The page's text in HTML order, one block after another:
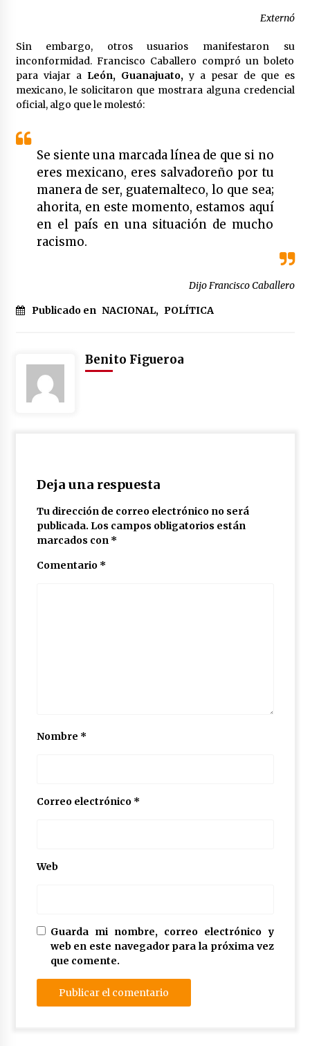
Externó
Sin embargo, otros usuarios manifestaron su
inconformidad. Francisco Caballero compró un boleto
para viajar a León, Guanajuato,y a pesar de que es
mexicano, le solicitaron que mostrara alguna credencial
oficial, algo que le molestó:
Se siente una marcada línea de que si no
eres mexicano, eres salvadoreño por tu
manera de ser, guatemalteco, lo que sea;
ahorita, en este momento, estamos aquí
en el país en una situación de mucho
racismo.
Dijo Francisco Caballero
Publicado en NACIONAL, POLÍTICA
Benito Figueroa
Deja una respuesta
Tu dirección de correo electrónico no será
publicada. Los campos obligatorios están
marcados con *
Comentario *
Nombre *
Correo electrónico *
Web
Guarda mi nombre, correo electrónico y
web en este navegador para la próxima vez
que comente.